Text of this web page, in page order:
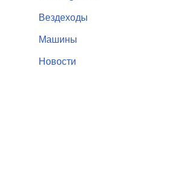
Вездеходы
Машины
Новости